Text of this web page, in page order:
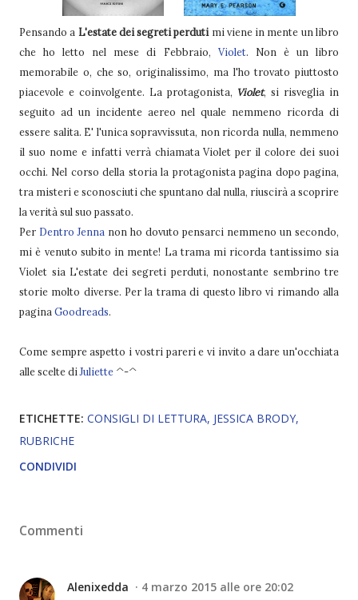
Pensando a L'estate dei segreti perdutimi viene in mente un libro
che ho letto nel mese di Febbraio, Violet. Non è un libro
memorabile o, che so, originalissimo, ma l'ho trovato piuttosto
piacevole e coinvolgente. La protagonista, Violet, si risveglia in
seguito ad un incidente aereo nel quale nemmeno ricorda di
essere salita. E' l'unica sopravvissuta, non ricorda nulla, nemmeno
il suo nome e infatti verrà chiamata Violet per il colore dei suoi
occhi. Nel corso della storia la protagonista pagina dopo pagina,
tra misteri e sconosciuti che spuntano dal nulla, riuscirà a scoprire
la verità sul suo passato.
Per Dentro Jenna non ho dovuto pensarci nemmeno un secondo,
mi è venuto subito in mente! La trama mi ricorda tantissimo sia
Violet sia L'estate dei segreti perduti, nonostante sembrino tre
storie molto diverse. Per la trama di questo libro vi rimando alla
paginaGoodreads.
Come sempre aspetto i vostri pareri e vi invito a dare un'occhiata
alle scelte diJuliette ^-^
ETICHETTE: CONSIGLI DI LETTURA JESSICA BRODY
RUBRICHE
CONDIVIDI
Commenti
Alenixedda 4 marzo 2015 alle ore 20:02